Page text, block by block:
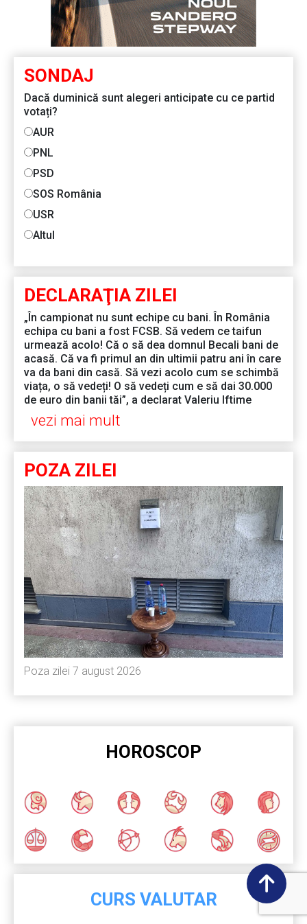
SONDAJ
Dacă duminică sunt alegeri anticipate cu ce partid
votați?
AUR
PNL
PSD
SOS România
USR
Altul
DECLARAŢIA ZILEI
„În campionat nu sunt echipe cu bani. În România
echipa cu bani a fost FCSB. Să vedem ce taifun
urmează acolo! Că o să dea domnul Becali bani de
acasă. Că va fi primul an din ultimii patru ani în care
va da bani din casă. Să vezi acolo cum se schimbă
viața, o să vedeți! O să vedeți cum e să dai 30.000
de euro din banii tăi”, a declarat Valeriu Iftime
vezi mai mult
POZA ZILEI
Poza zilei 7 august 2026
HOROSCOP
CURS VALUTAR